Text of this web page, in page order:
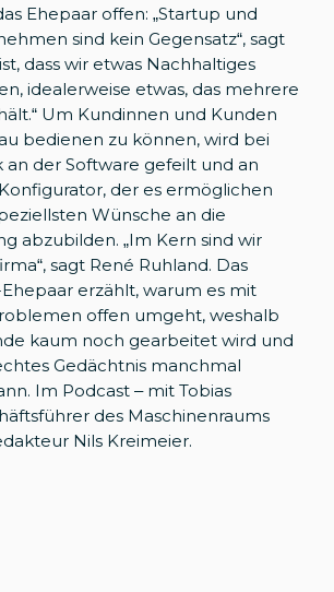
Ehepaar offen: „Startup und
sind kein Gegensatz“, sagt
dass wir etwas Nachhaltiges
idealerweise etwas, das mehrere
Um Kundinnen und Kunden
bedienen zu können, wird bei
an der Software gefeilt und an
der es ermöglichen
Wünsche an die
abzubilden. „Im Kern sind wir
sagt René Ruhland. Das
erzählt, warum es mit
offen umgeht, weshalb
kaum noch gearbeitet wird und
Gedächtnis manchmal
Im Podcast – mit Tobias
des Maschinenraums
Nils Kreimeier.